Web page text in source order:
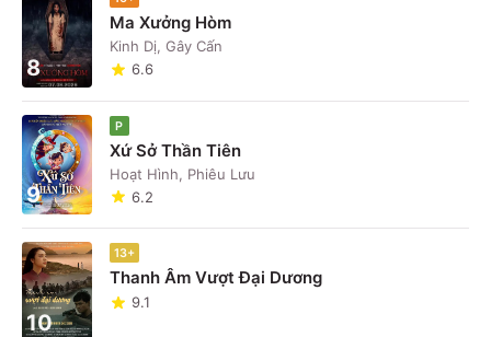
8
Ma Xưởng Hòm
Kinh Dị, Gây Cấn
6.6
9
P
Xứ Sở Thần Tiên
Hoạt Hình, Phiêu Lưu
6.2
10
13+
Thanh Âm Vượt Đại Dương
9.1